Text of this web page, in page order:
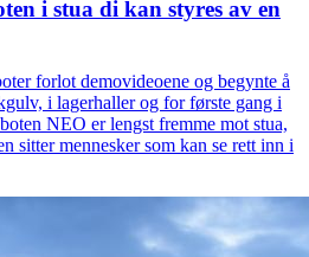
i stua di kan styres av en
forlot demovideoene og begynte å
i lagerhaller og for første gang i
NEO er lengst fremme mot stua,
sitter mennesker som kan se rett inn i